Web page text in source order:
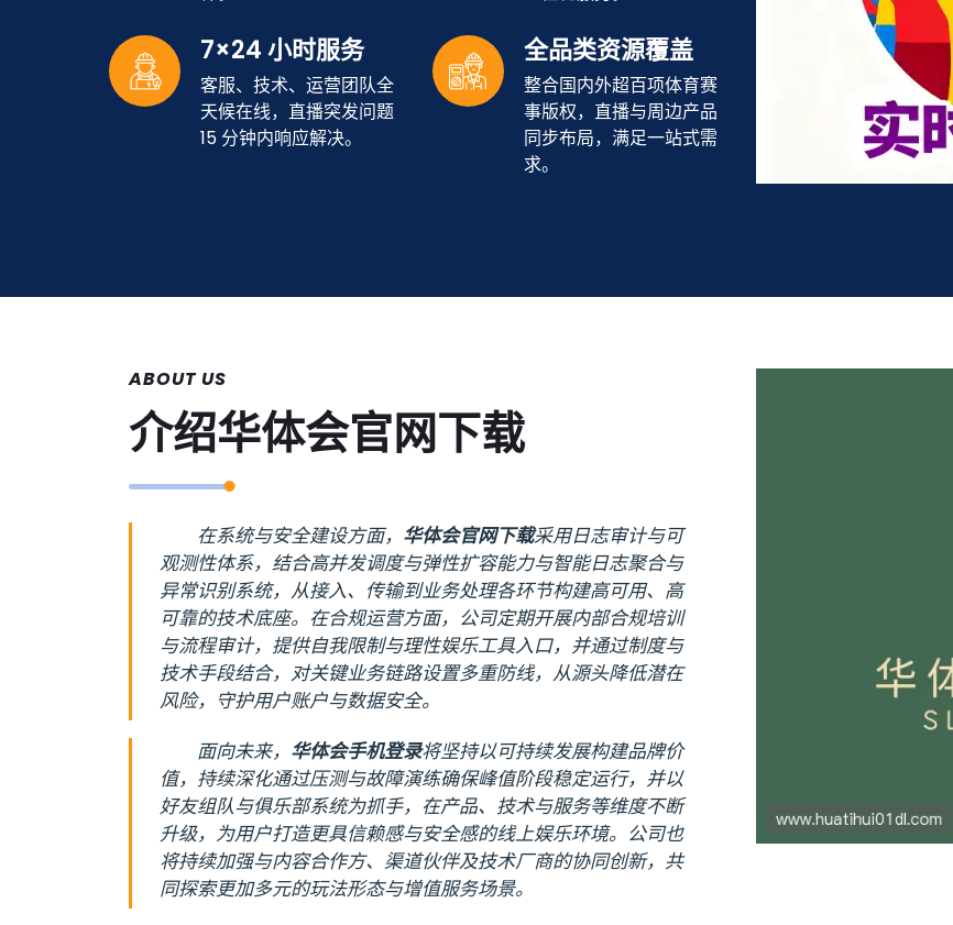
7×24 小时服务
客服、技术、运营团队全
天候在线，直播突发问题
15 分钟内响应解决。
全品类资源覆盖
整合国内外超百项体育赛
事版权，直播与周边产品
同步布局，满足一站式需
求。
ABOUT US
介绍华体会官网下载
在系统与安全建设方面， 华体会官网下载采用日志审计与可
观测性体系，结合高并发调度与弹性扩容能力与智能日志聚合与
异常识别系统，从接入、传输到业务处理各环节构建高可用、高
可靠的技术底座。在合规运营方面，公司定期开展内部合规培训
与流程审计，提供自我限制与理性娱乐工具入口，并通过制度与
技术手段结合，对关键业务链路设置多重防线，从源头降低潜在
风险，守护用户账户与数据安全。
面向未来， 华体会手机登录将坚持以可持续发展构建品牌价
值，持续深化通过压测与故障演练确保峰值阶段稳定运行，并以
好友组队与俱乐部系统为抓手，在产品、技术与服务等维度不断
升级，为用户打造更具信赖感与安全感的线上娱乐环境。公司也
将持续加强与内容合作方、渠道伙伴及技术厂商的协同创新，共
同探索更加多元的玩法形态与增值服务场景。